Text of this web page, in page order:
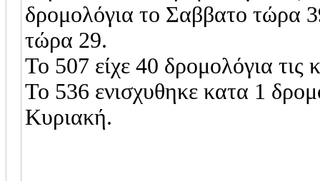
δρομολόγια το Σαββατο τώρα
τώρα 29.
Το 507 είχε 40 δρομολόγια
Το 536 ενισχυθηκε κατα 1
Κυριακή.